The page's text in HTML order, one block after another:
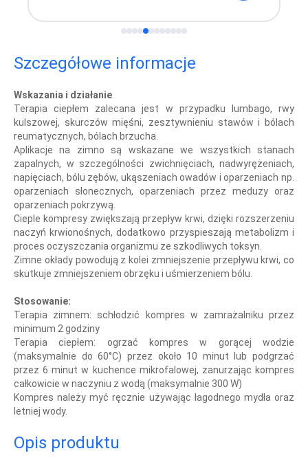
Szczegółowe informacje
Wskazania i działanie
Terapia ciepłem zalecana jest w przypadku lumbago, rwy
kulszowej, skurczów mięśni, zesztywnieniu stawów i bólach
reumatycznych, bólach brzucha.
Aplikacje na zimno są wskazane we wszystkich stanach
zapalnych, w szczególności zwichnięciach, nadwyrężeniach,
napięciach, bólu zębów, ukąszeniach owadów i oparzeniach np.
oparzeniach słonecznych, oparzeniach przez meduzy oraz
oparzeniach pokrzywą.
Cieple kompresy zwiększają przepływ krwi, dzięki rozszerzeniu
naczyń krwionośnych, dodatkowo przyspieszają metabolizm i
proces oczyszczania organizmu ze szkodliwych toksyn.
Zimne okłady powodują z kolei zmniejszenie przepływu krwi, co
skutkuje zmniejszeniem obrzęku i uśmierzeniem bólu.
Stosowanie:
Terapia zimnem: schłodzić kompres w zamrażalniku przez
minimum 2 godziny
Terapia ciepłem: ogrzać kompres w gorącej wodzie
(maksymalnie do 60°C) przez około 10 minut lub podgrzać
przez 6 minut w kuchence mikrofalowej, zanurzając kompres
całkowicie w naczyniu z wodą (maksymalnie 300 W)
Kompres należy myć ręcznie używając łagodnego mydła oraz
letniej wody.
Opis produktu